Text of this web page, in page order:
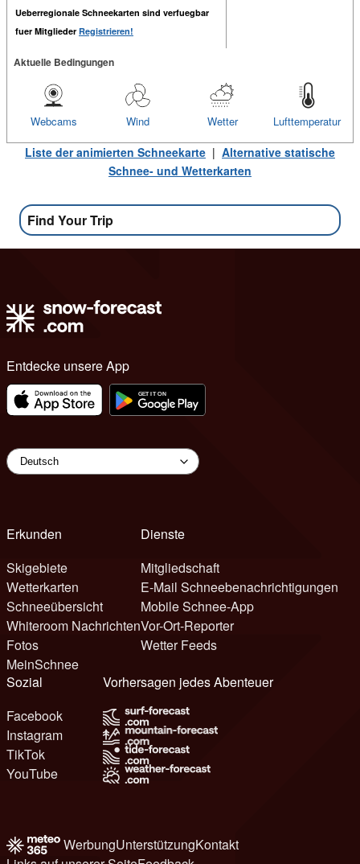
Ueberregionale Schneekarten sind verfuegbar
fuer Mitglieder Registrieren!
Aktuelle Bedingungen
Lufttemperatur
Wetter
Wind
Webcams
Liste der animierten Schneekarte | Alternative statische
Schnee- und Wetterkarten
Find Your Trip
Entdecke unsere App
Erkunden
Skigebiete
Wetterkarten
Schneeübersicht
Whiteroom Nachrichten
Fotos
MeinSchnee
Dienste
Mitgliedschaft
E-Mail Schneebenachrichtigungen
Mobile Schnee-App
Vor-Ort-Reporter
Wetter Feeds
Sozial
Facebook
Instagram
TikTok
YouTube
Vorhersagen jedes Abenteuer
WerbungUnterstützungKontakt